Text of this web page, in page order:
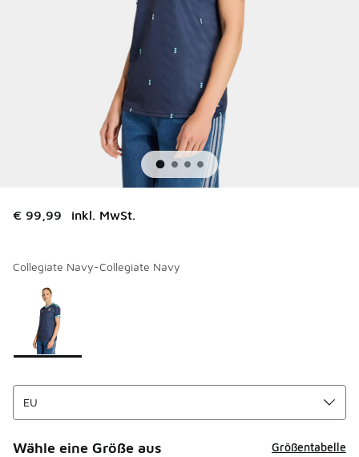
€ 99,99 inkl. MwSt.
Collegiate Navy-Collegiate Navy
Seite 1 von 1 zeigt die Farben 1 bis 1 von 1 an.
Bitte wählen Sie einen Stil aus
Wähle eine Größe aus Größentabelle